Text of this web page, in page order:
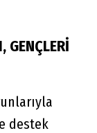
GENÇLERİ
destek